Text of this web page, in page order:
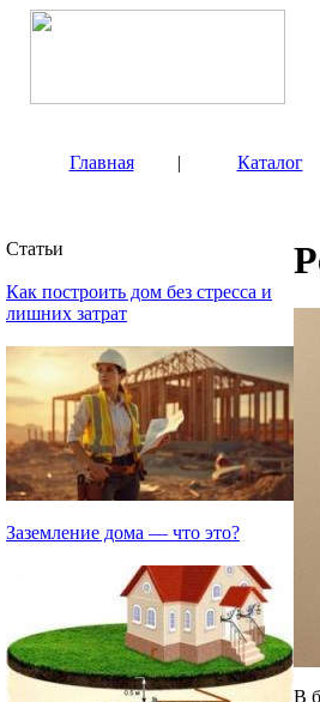
Главная | Каталог
Статьи
Как построить дом без стресса и
лишних затрат
Заземление дома — что это?
В